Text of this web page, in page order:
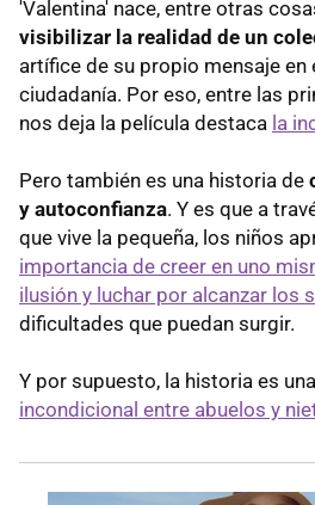
'Valentina' nace, entre otras
visibilizar la realidad de un
artífice de su propio mensaje en
ciudadanía. Por eso, entre las
nos deja la película destaca la
Pero también es una historia de
y autoconfianza. Y es que a
que vive la pequeña, los niños
importancia de creer en uno
ilusión y luchar por alcanzar los
dificultades que puedan surgir.
Y por supuesto, la historia es
incondicional entre abuelos y